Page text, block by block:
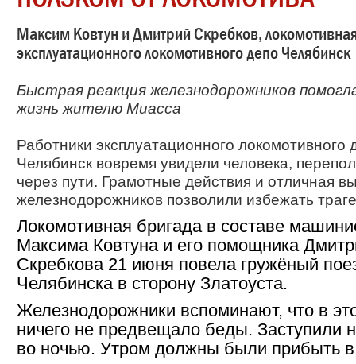
Максим Ковтун и Дмитрий Скребков,
эксплуатационного локомотивного депо Челябинск
Быстрая реакция железнодорожников
жизнь жителю Миасса
Работники эксплуатационного локомотивного
Челябинск вовремя увидели человека,
через пути. Грамотные действия и отличная
железнодорожников позволили избежать
Локомотивная бригада в составе
Максима Ковтуна и его помощника
Скребкова 21 июня повела гружёный
Челябинска в сторону Златоуста.
Железнодорожники вспоминают, что в
ничего не предвещало беды. Заступили
во ночью. Утром должны были прибыть в